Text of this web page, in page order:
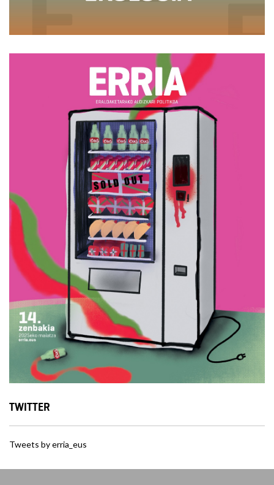
TWITTER
Tweets by erria_eus